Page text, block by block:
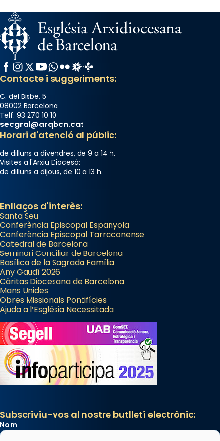
Facebook
Instagram
X / Twitter
YouTube
WhatsApp
FlickrRadio Estel
Catalunya Cristiana
Contacte i suggeriments:
C. del Bisbe, 5
08002 Barcelona
Telf. 93 270 10 10
secgral@arqbcn.cat
Horari d'atenció al públic:
de dilluns a divendres, de 9 a 14 h.
Visites a l'Arxiu Diocesà:
de dilluns a dijous, de 10 a 13 h.
Enllaços d'interès:
Santa Seu
Conferència Episcopal Espanyola
Conferència Episcopal Tarraconense
Catedral de Barcelona
Seminari Conciliar de Barcelona
Basílica de la Sagrada Família
Any Gaudí 2026
Càritas Diocesana de Barcelona
Mans Unides
Obres Missionals Pontifícies
Ajuda a l’Església Necessitada
Subscriviu-vos al nostre butlletí electrònic:
Nom